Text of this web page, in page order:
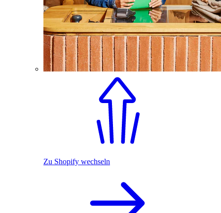
Zu Shopify wechseln